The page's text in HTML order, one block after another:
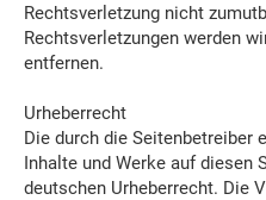
Rechtsverletzung nicht
Rechtsverletzungen werden
entfernen.
Urheberrecht
Die durch die Seitenbetreiber
Inhalte und Werke auf diesen
deutschen Urheberrecht. Die